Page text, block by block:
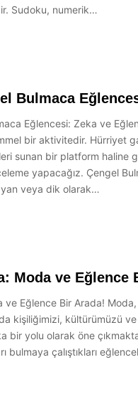
Sudoku, numerik…
Bulmaca
Eğlencesi: Zeka ve
bir aktivitedir. Hürriyet
sunan bir platform haline
yapacağız. Çengel
veya dik olarak…
Moda ve Eğlence
ve Eğlence Bir Arada!
kişiliğimizi, kültürümüzü
bir yolu olarak öne
bulmaya çalıştıkları